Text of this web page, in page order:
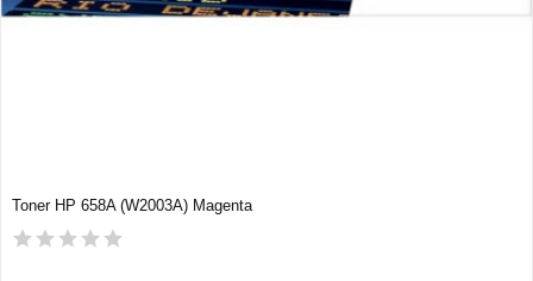
Toner HP 658A (W2003A) Magenta